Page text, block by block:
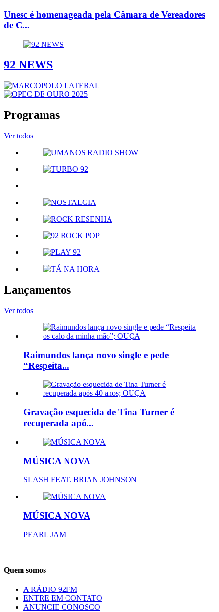
Unesc é homenageada pela Câmara de Vereadores
de C...
92 NEWS
Programas
Ver todos
Lançamentos
Ver todos
Raimundos lança novo single e pede
“Respeita...
Gravação esquecida de Tina Turner é
recuperada apó...
MÚSICA NOVA
SLASH FEAT. BRIAN JOHNSON
MÚSICA NOVA
PEARL JAM
Quem somos
A RÁDIO 92FM
ENTRE EM CONTATO
ANUNCIE CONOSCO